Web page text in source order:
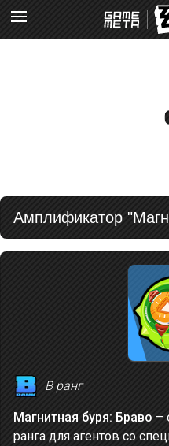
Амплификатор
B ранг
Магнитная буря: Браво –
ранга для агентов со